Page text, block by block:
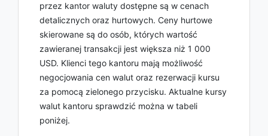
przez kantor waluty dostępne są w cenach
detalicznych oraz hurtowych. Ceny hurtowe
skierowane są do osób, których wartość
zawieranej transakcji jest większa niż 1 000
USD. Klienci tego kantoru mają możliwość
negocjowania cen walut oraz rezerwacji kursu
za pomocą zielonego przycisku. Aktualne kursy
walut kantoru sprawdzić można w tabeli
poniżej.